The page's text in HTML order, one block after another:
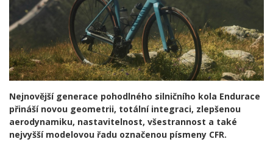
Nejnovější generace pohodlného silničního kola Endurace
přináší novou geometrii, totální integraci, zlepšenou
aerodynamiku, nastavitelnost, všestrannost a také
nejvyšší modelovou řadu označenou písmeny CFR.